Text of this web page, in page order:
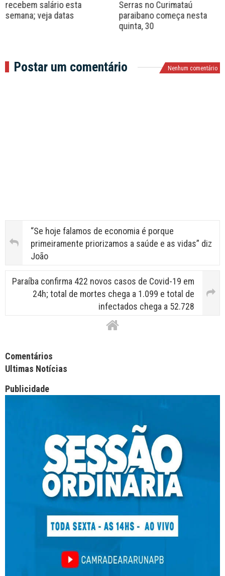
recebem salário esta
semana; veja datas
Serras no Curimataú
paraibano começa nesta
quinta, 30
Postar um comentário Nenhum comentário
“Se hoje falamos de economia é porque
primeiramente priorizamos a saúde e as vidas” diz
João
Paraíba confirma 422 novos casos de Covid-19 em
24h; total de mortes chega a 1.099 e total de
infectados chega a 52.728
Facebook Comments APPID
Comentários
Ultimas Notícias
Publicidade